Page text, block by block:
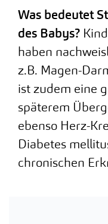
Was bedeutet
des Babys?
haben
z.B. Magen-
ist zudem eine
späterem
ebenso Herz-
Diabetes
chronischen